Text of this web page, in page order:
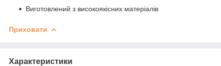
Виготовлений з високоякісних матеріалів
Приховати
Характеристики